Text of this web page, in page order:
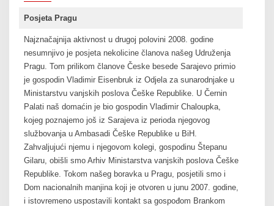
Posjeta Pragu
Najznačajnija aktivnost u drugoj polovini 2008. godine
nesumnjivo je posjeta nekolicine članova našeg Udruženja
Pragu. Tom prilikom članove Česke besede Sarajevo primio
je gospodin Vladimir Eisenbruk iz Odjela za sunarodnjake u
Ministarstvu vanjskih poslova Češke Republike. U Černin
Palati naš domaćin je bio gospodin Vladimir Chaloupka,
kojeg poznajemo još iz Sarajeva iz perioda njegovog
službovanja u Ambasadi Češke Republike u BiH.
Zahvaljujući njemu i njegovom kolegi, gospodinu Štepanu
Gilaru, obišli smo Arhiv Ministarstva vanjskih poslova Češke
Republike. Tokom našeg boravka u Pragu, posjetili smo i
Dom nacionalnih manjina koji je otvoren u junu 2007. godine,
i istovremeno uspostavili kontakt sa gospođom Brankom